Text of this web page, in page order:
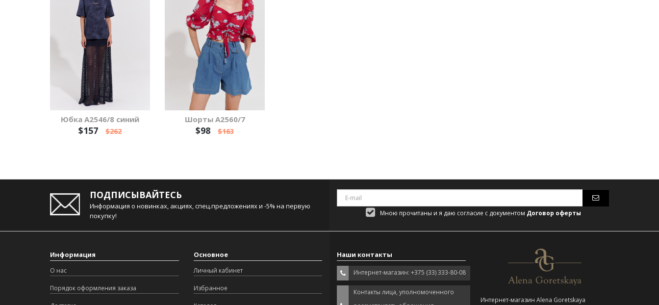
Юбка А2546/8 синий
$157 $262
Шорты А2560/7
$98 $163
ПОДПИСЫВАЙТЕСЬ
Информация о новинках, акциях, спец.предложениях и -5% на первую
покупку!
Мною прочитаны и я даю согласие с документом Договор оферты
Информация
О нас
Порядок оформления заказа
Основное
Личный кабинет
Избранное
Наши контакты
Интернет-магазин: +375 (33) 333-80-08
Контакты лица, уполномоченного
Интернет-магазин Alena Goretskaya